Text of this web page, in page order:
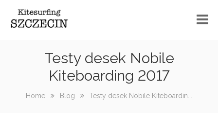
Kurs kitesurfingu informacje
Sprzęt
Testy desek Nobile
Kiteboarding 2017
Home Blog Testy desek Nobile Kiteboardin...